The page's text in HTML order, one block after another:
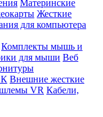
Материнские
Жесткие
для компьютера
Комплекты мышь и
для мыши Веб
Внешние жесткие
VR Кабели,